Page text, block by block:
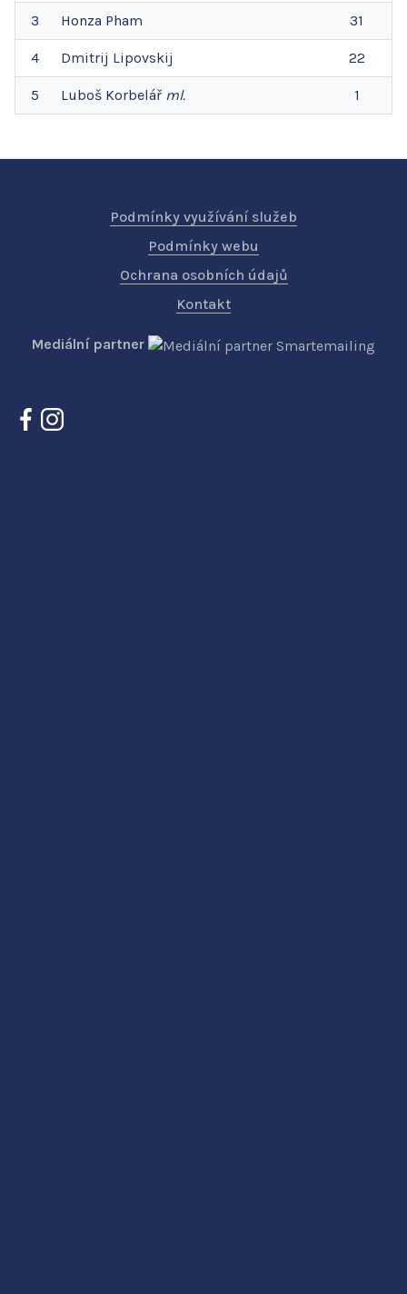
3 Honza Pham 31
4 Dmitrij Lipovskij 22
5 Luboš Korbelář ml. 1
Podmínky využívání služeb
Podmínky webu
Ochrana osobních údajů
Kontakt
Mediální partner